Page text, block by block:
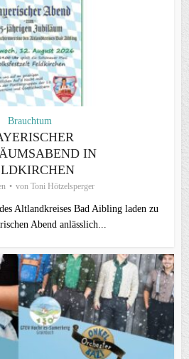
Brauchtum
IN
von Toni Hötzelsperger
Altlandkreises Bad Aibling laden zu
Abend anlässlich...